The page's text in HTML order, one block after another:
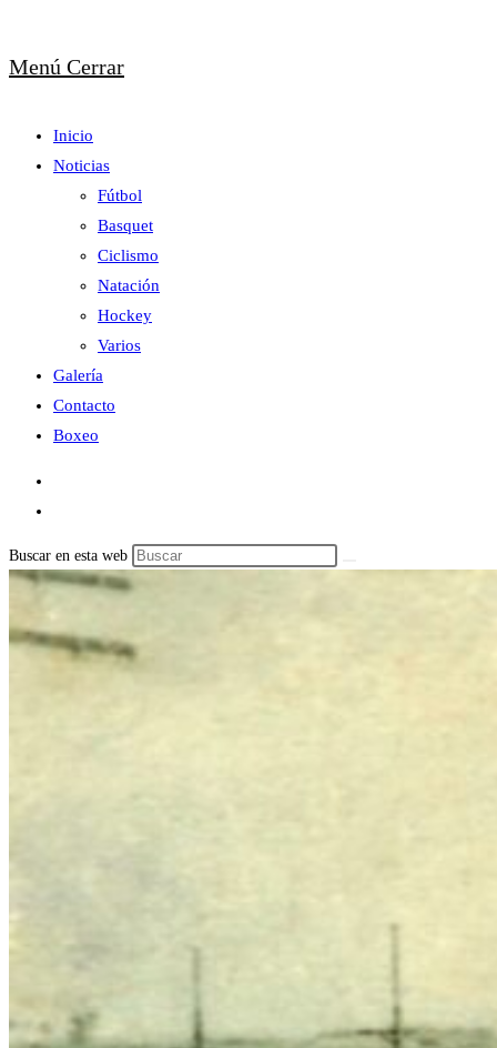
Menú Cerrar
Inicio
Noticias
Fútbol
Basquet
Ciclismo
Natación
Hockey
Varios
Galería
Contacto
Boxeo
Buscar en esta web